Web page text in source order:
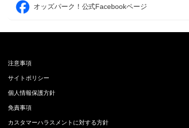
オッズパーク！公式Facebookページ
注意事項
サイトポリシー
個人情報保護方針
免責事項
カスタマーハラスメントに対する方針